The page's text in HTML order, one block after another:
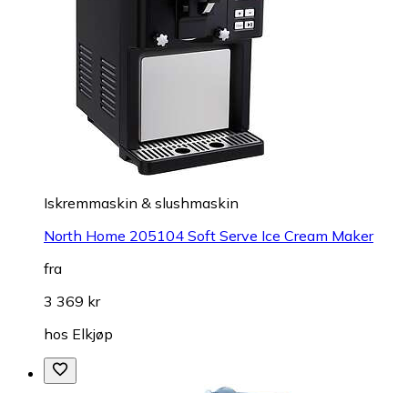
Iskremmaskin & slushmaskin
North Home 205104 Soft Serve Ice Cream Maker
fra
3 369 kr
hos Elkjøp